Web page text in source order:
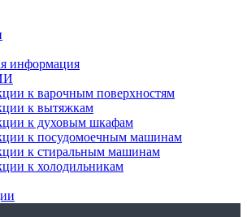
информация
к варочным поверхностям
к вытяжкам
к духовым шкафам
к посудомоечным машинам
к стиральным машинам
к холодильникам